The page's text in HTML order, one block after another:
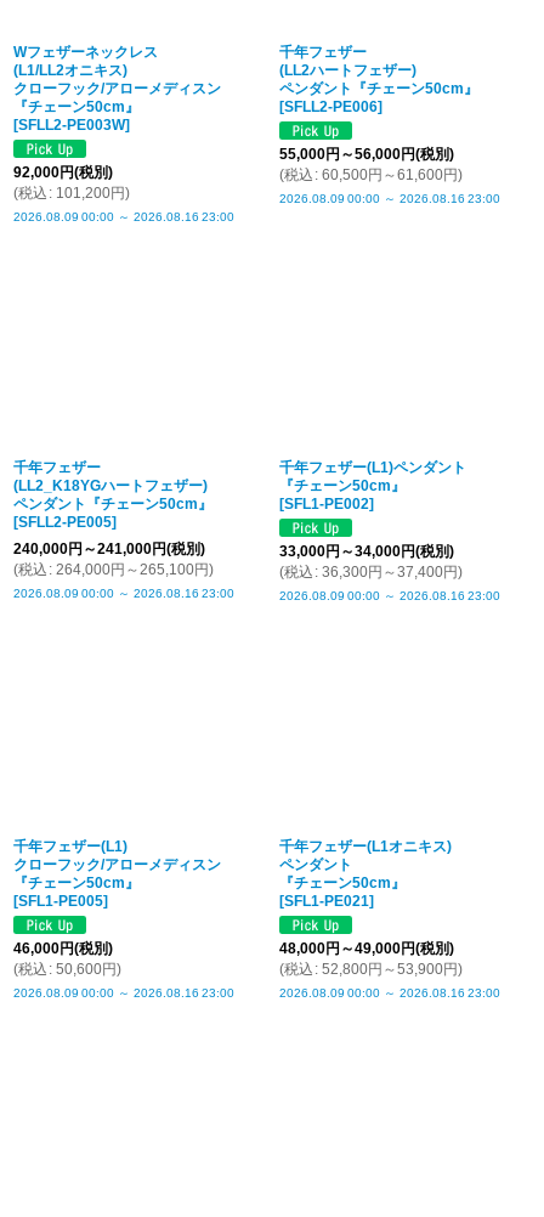
Wフェザーネックレス
(L1/LL2オニキス)
クローフック/アローメディスン
『チェーン50cm』
[SFLL2-PE003W]
92,000円(税別)
(税込 : 101,200円)
2026.08.09 00:00 ～ 2026.08.16 23:00
千年フェザー
(LL2ハートフェザー)
ペンダント『チェーン50cm』
[SFLL2-PE006]
55,000円 ～56,000円(税別)
(税込 : 60,500円 ～61,600円)
2026.08.09 00:00 ～ 2026.08.16 23:00
千年フェザー
(LL2_K18YGハートフェザー)
ペンダント『チェーン50cm』
[SFLL2-PE005]
240,000円 ～241,000円(税別)
(税込 : 264,000円 ～265,100円)
2026.08.09 00:00 ～ 2026.08.16 23:00
千年フェザー(L1)ペンダント
『チェーン50cm』
[SFL1-PE002]
33,000円 ～34,000円(税別)
(税込 : 36,300円 ～37,400円)
2026.08.09 00:00 ～ 2026.08.16 23:00
千年フェザー(L1)
クローフック/アローメディスン
『チェーン50cm』
[SFL1-PE005]
46,000円(税別)
(税込 : 50,600円)
2026.08.09 00:00 ～ 2026.08.16 23:00
千年フェザー(L1オニキス)
ペンダント
『チェーン50cm』
[SFL1-PE021]
48,000円 ～49,000円(税別)
(税込 : 52,800円 ～53,900円)
2026.08.09 00:00 ～ 2026.08.16 23:00